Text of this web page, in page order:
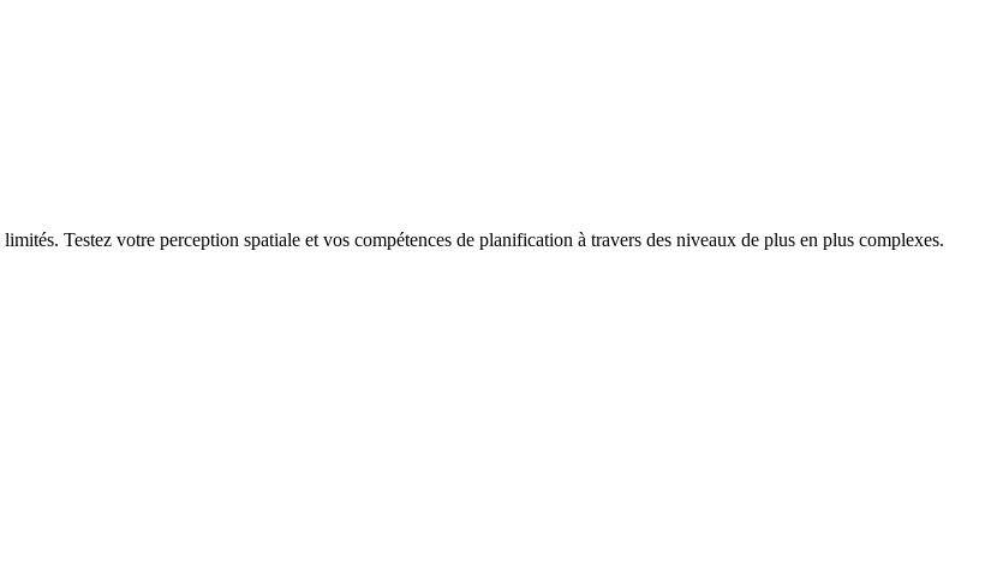
Testez votre perception spatiale et vos compétences de planification à travers des niveaux de plus en plus complexes.